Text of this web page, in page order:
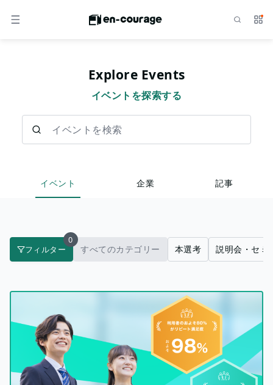
メニュー サ
Explore Events
イベントを探索する
イベント 企業 記事
フィルター
0
すべてのカテゴリー 本選考 説明会・セミ